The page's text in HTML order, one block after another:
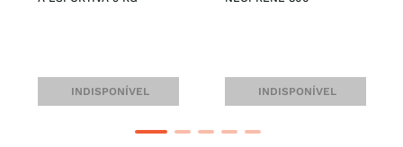
INDISPONÍVEL INDISPONÍVEL